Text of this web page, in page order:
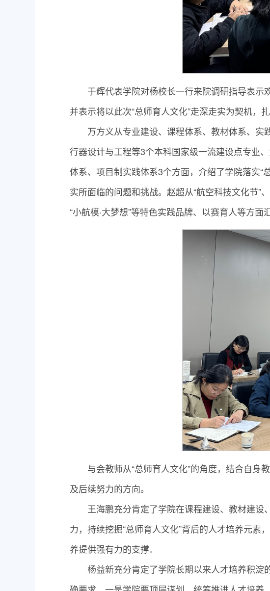
于辉代表学院对杨校长一行来院调研指导表示
并表示将以此次“总师育人文化”走深走实为契机，
万方义从专业建设、课程体系、教材体系、实
行器设计与工程等3个本科国家级一流建设点专业
体系、项目制实践体系3个方面，介绍了学院落实“
实所面临的问题和挑战。赵超从“航空科技文化节”
“小航模·大梦想”等特色实践品牌、以赛育人等方
与会教师从“总师育人文化”的角度，结合自
及后续努力的方向。
王海鹏充分肯定了学院在课程建设、教材建设
力，持续挖掘“总师育人文化”背后的人才培养元
养提供强有力的支撑。
杨益新充分肯定了学院长期以来人才培养积淀